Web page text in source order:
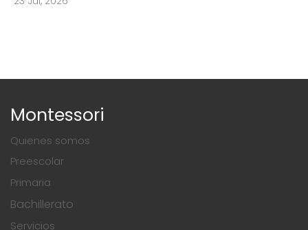
Montessori
Quienes somos
Preescolar
Primaria
Bachillerato
Servicios